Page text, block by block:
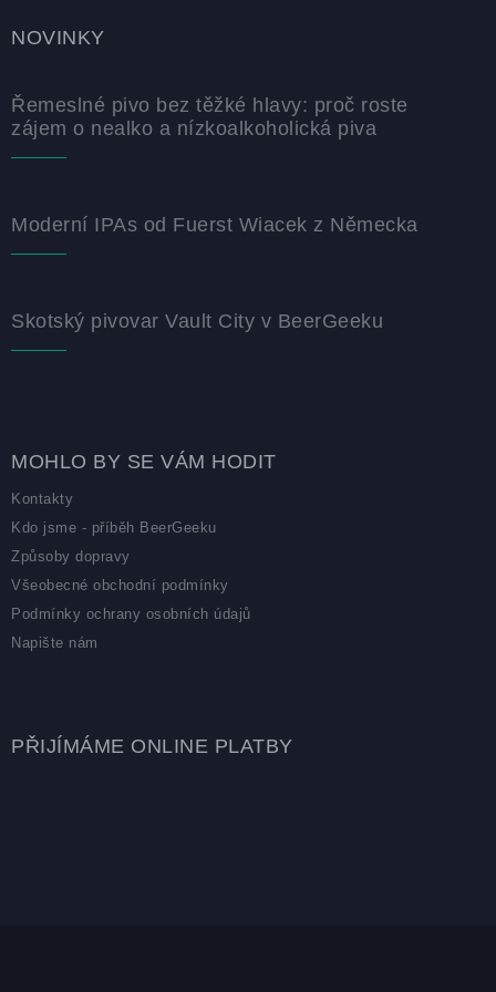
NOVINKY
Řemeslné pivo bez těžké hlavy: proč roste
zájem o nealko a nízkoalkoholická piva
Moderní IPAs od Fuerst Wiacek z Německa
Skotský pivovar Vault City v BeerGeeku
MOHLO BY SE VÁM HODIT
Kontakty
Kdo jsme - příběh BeerGeeku
Způsoby dopravy
Všeobecné obchodní podmínky
Podmínky ochrany osobních údajů
Napište nám
PŘIJÍMÁME ONLINE PLATBY